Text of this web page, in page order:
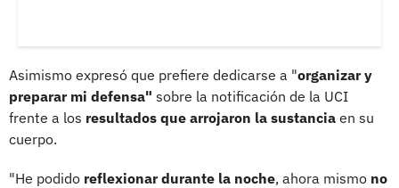
Asimismo expresó que prefiere dedicarse a "organizar y
preparar mi defensa" sobre la notificación de la UCI
frente a los resultados que arrojaron la sustancia en su
cuerpo.
"He podido reflexionar durante la noche, ahora mismo no